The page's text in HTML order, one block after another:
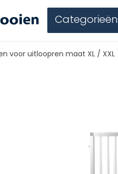
Categorieën
voor uitloopren maat XL / XXL